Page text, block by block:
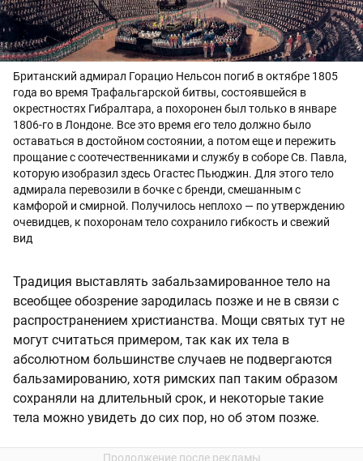
Британский адмирал Горацио Нельсон погиб в октябре 1805
года во время Трафальгарской битвы, состоявшейся в
окрестностях Гибралтара, а похоронен был только в январе
1806-го в Лондоне. Все это время его тело должно было
оставаться в достойном состоянии, а потом еще и пережить
прощание с соотечественниками и службу в соборе Св. Павла,
которую изобразил здесь Огастес Пьюджин. Для этого тело
адмирала перевозили в бочке с бренди, смешанным с
камфорой и смирной. Получилось неплохо — по утверждению
очевидцев, к похоронам тело сохранило гибкость и свежий
вид
Традиция выставлять забальзамированное тело на
всеобщее обозрение зародилась позже и не в связи с
распространением христианства. Мощи святых тут не
могут считаться примером, так как их тела в
абсолютном большинстве случаев не подвергаются
бальзамированию, хотя римских пап таким образом
сохраняли на длительный срок, и некоторые такие
тела можно увидеть до сих пор, но об этом позже.